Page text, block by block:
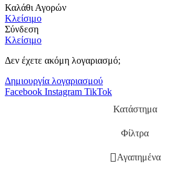
Καλάθι Αγορών
Κλείσιμο
Σύνδεση
Κλείσιμο
Δεν έχετε ακόμη λογαριασμό;
Δημιουργία λογαριασμού
Facebook Instagram TikTok
Κατάστημα
Φίλτρα
Αγαπημένα